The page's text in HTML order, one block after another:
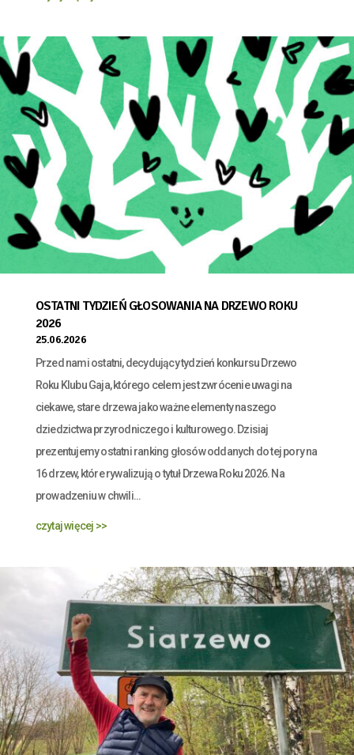
OSTATNI TYDZIEŃ GŁOSOWANIA NA DRZEWO ROKU
2026
25.06.2026
Przed nami ostatni, decydujący tydzień konkursu Drzewo
Roku Klubu Gaja, którego celem jest zwrócenie uwagi na
ciekawe, stare drzewa jako ważne elementy naszego
dziedzictwa przyrodniczego i kulturowego. Dzisiaj
prezentujemy ostatni ranking głosów oddanych do tej pory na
16 drzew, które rywalizują o tytuł Drzewa Roku 2026. Na
prowadzeniu w chwili...
czytaj więcej >>